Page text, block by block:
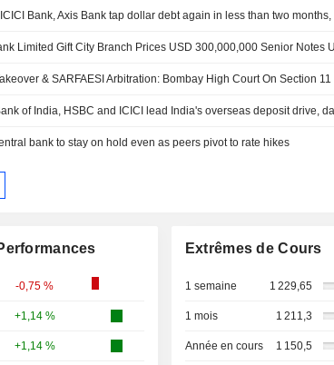
bank to stay on hold even as peers pivot to rate hikes
-0,75 %
+1,14 %
+1,14 %
Extrêmes de Cours
1 semaine 1 229,65
1 mois 1 211,3
Année en cours 1 150,5